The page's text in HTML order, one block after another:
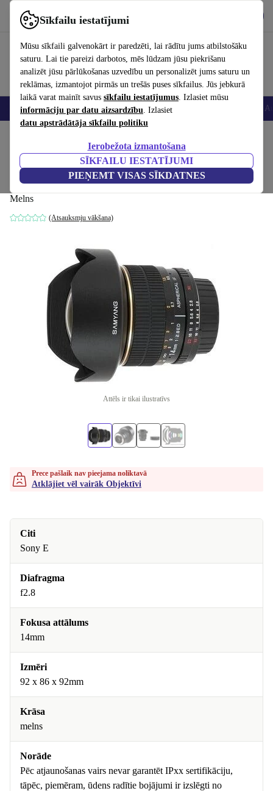
Sīkfailu iestatījumi
Mūsu sīkfaili galvenokārt ir paredzēti, lai rādītu jums atbilstošāku
saturu. Lai tie pareizi darbotos, mēs lūdzam jūsu piekrišanu
analizēt jūsu pārlūkošanas uzvedību un personalizēt jums saturu un
reklāmas, izmantojot pirmās un trešās puses sīkfailus. Jūs jebkurā
laikā varat mainīt savus sīkfailu iestatījumus. Izlasiet mūsu
informāciju par datu aizsardzību. Izlasiet
datu apstrādātāja sīkfailu politiku
Ierobežota izmantošana
SĪKFAILU IESTATĪJUMI
PIEŅEMT VISAS SĪKDATNES
Izmantojiet refurbed ātri un viegli
Viedtālruņi Portatīvie datori Planšetes Viedpulksteņi
Samyang 14mm 2.8 Asph IF ED UMC Par
Sony E
Melns
(Atsauksmju vākšana)
Attēls ir tikai ilustratīvs
Prece pašlaik nav pieejama noliktavā
Atklājiet vēl vairāk Objektīvi
Citi
Sony E
Diafragma
f2.8
Fokusa attālums
14mm
Izmēri
92 x 86 x 92mm
Krāsa
melns
Norāde
Pēc atjaunošanas vairs nevar garantēt IPxx sertifikāciju,
tāpēc, piemēram, ūdens radītie bojājumi ir izslēgti no